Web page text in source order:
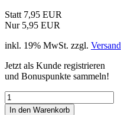
Statt 7,95 EUR
Nur 5,95 EUR
inkl. 19% MwSt. zzgl. Versand
Jetzt als Kunde registrieren
und Bonuspunkte sammeln!